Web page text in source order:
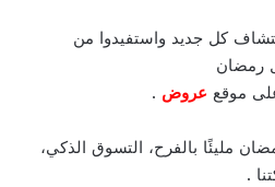
كل جديد واستفيدوا من
رمضان
موقع عروض .
مليئًا بالفرح، التسوق الذكي،
.